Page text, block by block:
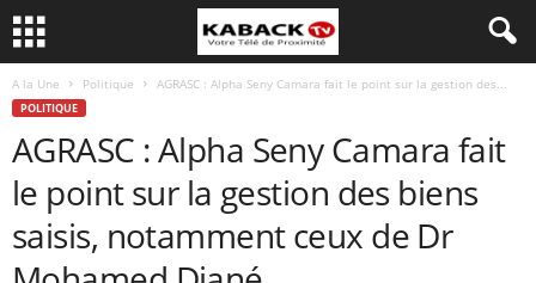
A la Une Politique AGRASC : Alpha Seny Camara fait le point sur la gestion des...
POLITIQUE
AGRASC : Alpha Seny Camara fait
le point sur la gestion des biens
saisis, notamment ceux de Dr